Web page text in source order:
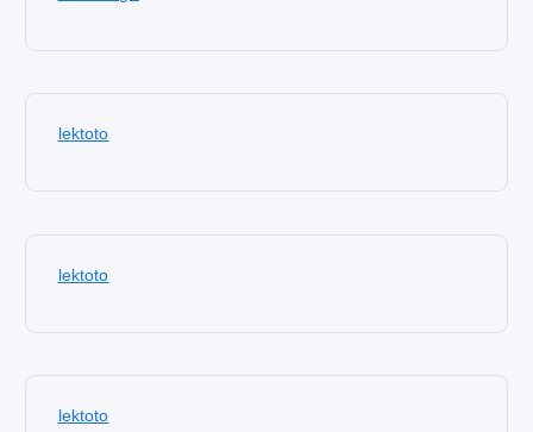
lektoto
lektoto
lektoto